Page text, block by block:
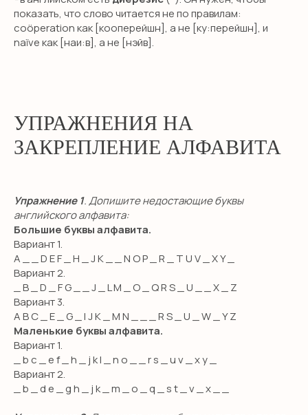
показать, что слово читается не по правилам:
coöperation как [кооперейшн], а не [ку:перейшн], и
naïve как [наи:в], а не [нэйв].
УПРАЖНЕНИЯ НА
ЗАКРЕПЛЕНИЕ АЛФАВИТА
Упражнение 1. Допишите недостающие буквы
английского алфавита:
Большие буквы алфавита.
Вариант 1.
A _ _ D E F _ H _ J K _ _ N O P _ R _ T U V _ X Y _
Вариант 2.
_ B _ D _ F G _ _ J _ L M _ O _ Q R S _ U _ _ X _ Z
Вариант 3.
A B C _ E _ G _ I J K _ M N _ _ _ R S _ U _ W _ Y Z
Маленькие буквы алфавита.
Вариант 1.
_ b с _ e f _ h _ j k l _ n o _ _ r s _ u v _ x y _
Вариант 2.
_ b _ d e _ g h _ j k _ m _ o _ q _ s t _ v _ x _ _